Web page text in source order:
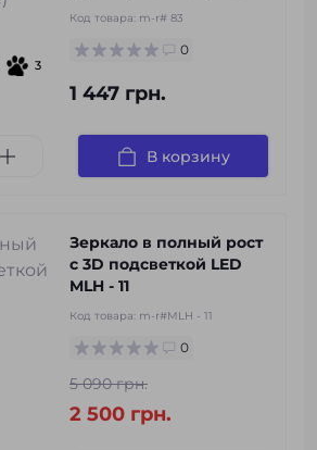
3
Код товара: m-r# 83
0
1 447 грн.
В корзину
Зеркало в полный рост
с 3D подсветкой LED
MLH - 11
Код товара: m-r#MLH - 11
0
5 090 грн.
2 500 грн.